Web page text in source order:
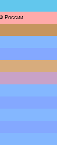
России